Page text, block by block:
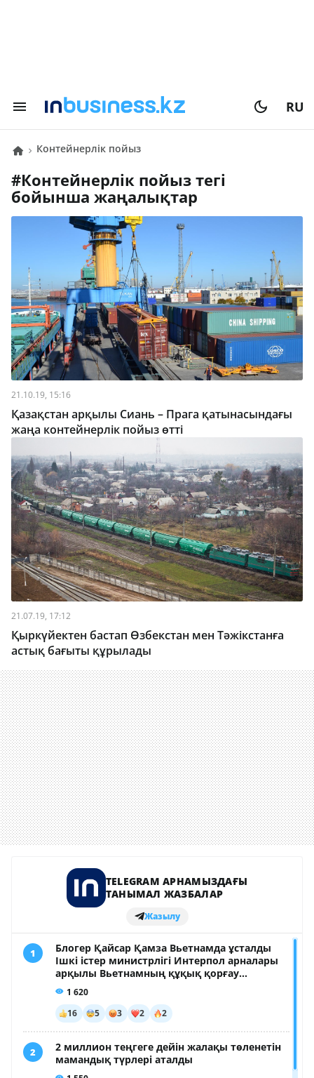
RU
контейнерлік пойыз
# контейнерлік пойыз тегі
бойынша жаңалықтар
21.10.19, 15:16
Қазақстан арқылы Сиань – Прага қатынасындағы
жаңа контейнерлік пойыз өтті
21.07.19, 17:12
Қыркүйектен бастап Өзбекстан мен Тәжікстанға
астық бағыты құрылады